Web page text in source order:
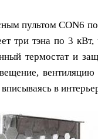
пультом CON6
тэна по 3 кВт,
термостат и
в